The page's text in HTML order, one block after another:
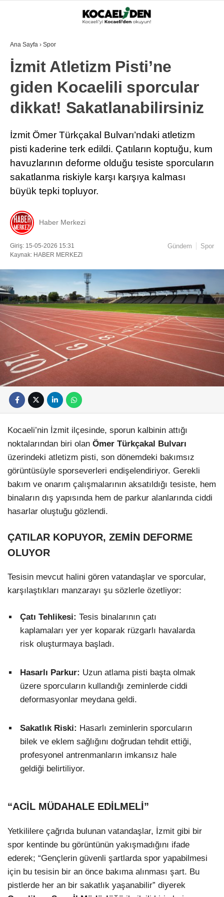
Ana Sayfa › Spor
İzmit Atletizm Pisti’ne
giden Kocaelili sporcular
dikkat! Sakatlanabilirsiniz
İzmit Ömer Türkçakal Bulvarı’ndaki atletizm
pisti kaderine terk edildi. Çatıların koptuğu, kum
havuzlarının deforme olduğu tesiste sporcuların
sakatlanma riskiyle karşı karşıya kalması
büyük tepki topluyor.
Haber Merkezi
Giriş: 15-05-2026 15:31
Kaynak: HABER MERKEZI
Gündem Spor
Kocaeli’nin İzmit ilçesinde, sporun kalbinin attığı
noktalarından biri olan Ömer Türkçakal Bulvarı
üzerindeki atletizm pisti, son dönemdeki bakımsız
görüntüsüyle sporseverleri endişelendiriyor. Gerekli
bakım ve onarım çalışmalarının aksatıldığı tesiste, hem
binaların dış yapısında hem de parkur alanlarında ciddi
hasarlar oluştuğu gözlendi.
ÇATILAR KOPUYOR, ZEMİN DEFORME
OLUYOR
Tesisin mevcut halini gören vatandaşlar ve sporcular,
karşılaştıkları manzarayı şu sözlerle özetliyor:
Çatı Tehlikesi: Tesis binalarının çatı
kaplamaları yer yer koparak rüzgarlı havalarda
risk oluşturmaya başladı.
Hasarlı Parkur: Uzun atlama pisti başta olmak
üzere sporcuların kullandığı zeminlerde ciddi
deformasyonlar meydana geldi.
Sakatlık Riski: Hasarlı zeminlerin sporcuların
bilek ve eklem sağlığını doğrudan tehdit ettiği,
profesyonel antrenmanların imkansız hale
geldiği belirtiliyor.
“ACİL MÜDAHALE EDİLMELİ”
Yetkililere çağrıda bulunan vatandaşlar, İzmit gibi bir
spor kentinde bu görüntünün yakışmadığını ifade
ederek; “Gençlerin güvenli şartlarda spor yapabilmesi
için bu tesisin bir an önce bakıma alınması şart. Bu
pistlerde her an bir sakatlık yaşanabilir” diyerek